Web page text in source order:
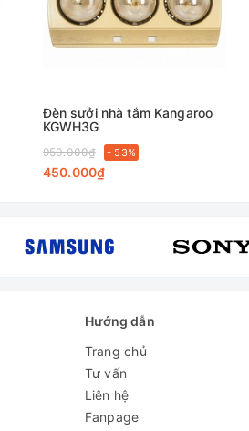
Đèn sưởi nhà tắm Kangaroo
KGWH3G
950.000₫ - 53%
450.000₫
Hướng dẫn
Trang chủ
Tư vấn
Liên hệ
Fanpage